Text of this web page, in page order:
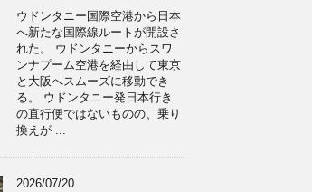
ウドンタニー国際空港から日本
へ新たな国際線ルートが開設さ
れた。 ウドンタニーからスワ
ンナプーム空港を経由して東京
と大阪へスムーズに移動でき
る。 ウドンタニー発日本行き
の直行便ではないものの、乗り
換えが ...
2026/07/20